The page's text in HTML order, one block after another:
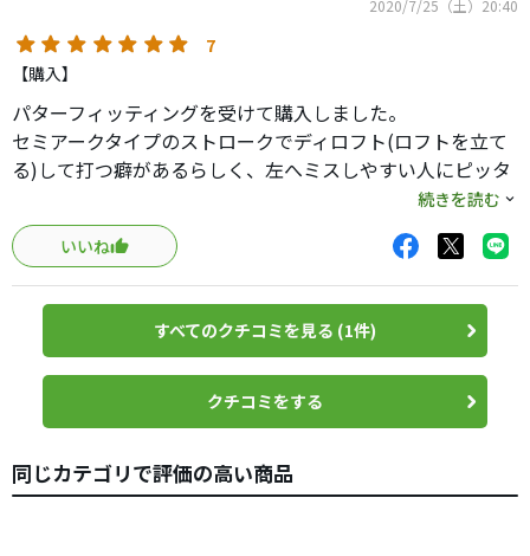
2020/7/25（土）20:40
7
【購入】
パターフィッティングを受けて購入しました。
セミアークタイプのストロークでディロフト(ロフトを立て
る)して打つ癖があるらしく、左へミスしやすい人にピッタ
このスコッティキャメロンはロフトが3.5°。オデッセイ、ピ
ン、TMなどはすべて3.0°のため全部アウト。その中のマレ
ットタイプでベントネックとスラントネックがあります
が、このフローバック5.0はその間という希少な設定で非常
に結果が良い。左への引っかけは皆無です。
見た目はまったく気に入りませんが、結果が全てのパター
OK同じ癖のある人はお試しください。
続きを読む
いいね
すべてのクチコミを見る (1件)
クチコミをする
同じカテゴリで評価の高い商品